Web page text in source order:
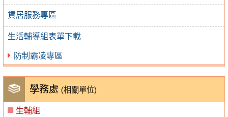
賃居服務專區
生活輔導組表單下載
防制霸凌專區
學務處 (相關單位)
生輔組